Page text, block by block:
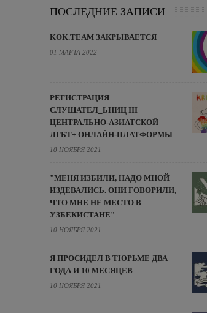
ПОСЛЕДНИЕ ЗАПИСИ
KOK.TEAM ЗАКРЫВАЕТСЯ
01 МАРТА 2022
РЕГИСТРАЦИЯ
СЛУШАТЕЛ_ЬНИЦ III
ЦЕНТРАЛЬНО-АЗИАТСКОЙ
ЛГБТ+ ОНЛАЙН-ПЛАТФОРМЫ
18 НОЯБРЯ 2021
"МЕНЯ ИЗБИЛИ, НАДО МНОЙ
ИЗДЕВАЛИСЬ. ОНИ ГОВОРИЛИ,
ЧТО МНЕ НЕ МЕСТО В
УЗБЕКИСТАНЕ"
10 НОЯБРЯ 2021
Я ПРОСИДЕЛ В ТЮРЬМЕ ДВА
ГОДА И 10 МЕСЯЦЕВ
10 НОЯБРЯ 2021